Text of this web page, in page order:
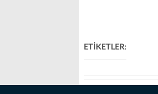
ETİKETLER: